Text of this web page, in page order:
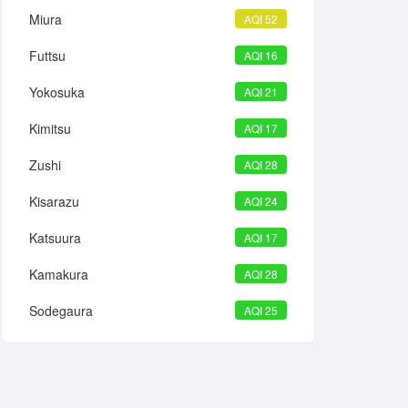
Miura AQI 52
Futtsu AQI 16
Yokosuka AQI 21
Kimitsu AQI 17
Zushi AQI 28
Kisarazu AQI 24
Katsuura AQI 17
Kamakura AQI 28
Sodegaura AQI 25